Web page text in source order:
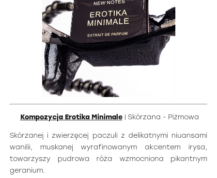
Kompozycja Erotika Minimale| Skórzana - Piżmowa
Skórzanej i zwierzęcej paczuli z delikatnymi niuansami
wanilii, muskanej wyrafinowanym akcentem irysa,
towarzyszy pudrowa róża wzmocniona pikantnym
geranium.